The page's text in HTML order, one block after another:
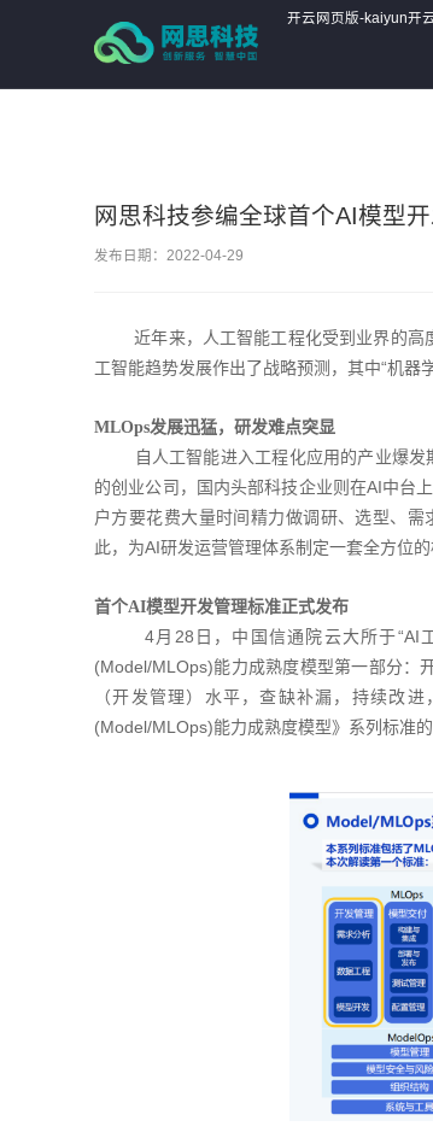
开云网页版-kaiyun开
网思科技参编全球首个AI模型
发布日期：2022-04-29
近年来，人工智能工程化受到业界的高度
工智能趋势发展作出了战略预测，其中“机器
MLOps发展迅猛，研发难点突显
自人工智能进入工程化应用的产业爆发
的创业公司，国内头部科技企业则在AI中台
户方要花费大量时间精力做调研、选型、
此，为AI研发运营管理体系制定一套全方位
首个AI模型开发管理标准正式发布
4月28日，中国信通院云大所于“AI工
(Model/MLOps)能力成熟度模型第一部分：
（开发管理）水平，查缺补漏，持续改
(Model/MLOps)能力成熟度模型》系列标准